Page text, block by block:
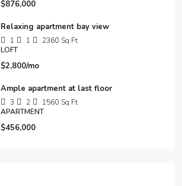
$876,000
Relaxing apartment bay view
1 1 2360 Sq Ft
LOFT
$2,800/mo
Ample apartment at last floor
3 2 1560 Sq Ft
APARTMENT
$456,000